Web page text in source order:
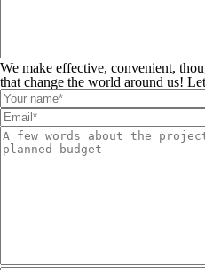
We make effective, convenient,
that change the world around us!